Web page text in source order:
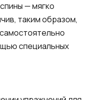
— мягко
таким образом,
специальных